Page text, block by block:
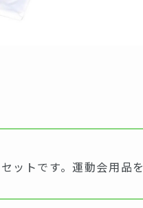
トです。運動会用品を